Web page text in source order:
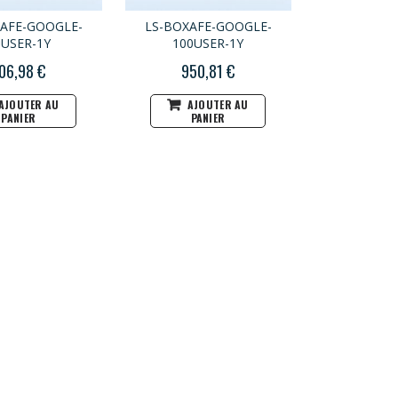
GOOGLE-
1Y
€
AU
PANIER
LS-BOXAFE-GOOGLE-
100USER-1Y
950,81 €
AJOUTER AU
PANIER